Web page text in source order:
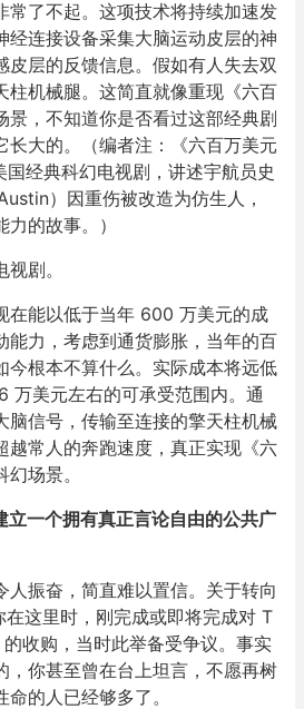
常了不起。这项技术将持续加速发
经连接设备采集大脑运动皮层的神
皮层的反馈信息。假如有人失去双
柱机械腿。这简直就像重现《六百
景，不知道你是否看过这部经典剧
长大的。（编者注：《六百万美元
经典科幻电视剧，讲述宇航员史
）因重伤被改造为仿生人，
的故事。）
剧。
在能以低于当年 600 万美元的成
能力，考虑到通货膨胀，当年的百
今根本不算什么。实际成本将远低
万美元左右的可承受范围内。通
脑信号，传输至连接的擎天柱机械
越常人的奔跑速度，真正实现《六
场景。
立一个拥有真正言论自由的公共广
人振奋，简直难以置信。关于转向
这里时，刚完成或即将完成对 T
收购，当时此举备受争议。事实
，你甚至曾在台上坦言，不愿再树
的人已经够多了。